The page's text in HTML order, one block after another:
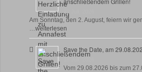
Am Sonntag, den 2. August, feiern wir
…weiterlesen
Save the Date, am
Vom 29.08.2026 bis zum